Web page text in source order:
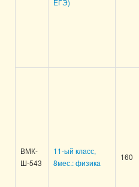
ВМК-
Ш-543
11-ый класс,
8мес.: физика
160